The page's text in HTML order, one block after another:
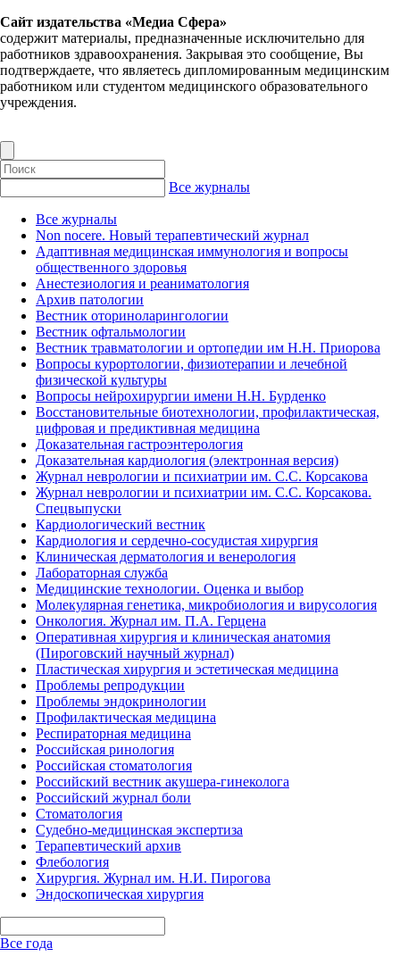
Сайт издательства «Медиа Сфера»
содержит материалы, предназначенные исключительно для
работников здравоохранения. Закрывая это сообщение, Вы
подтверждаете, что являетесь дипломированным медицинским
работником или студентом медицинского образовательного
учреждения.
Все журналы
Все журналы
Non nocere. Новый терапевтический журнал
Адаптивная медицинская иммунология и вопросы
общественного здоровья
Анестезиология и реаниматология
Архив патологии
Вестник оториноларингологии
Вестник офтальмологии
Вестник травматологии и ортопедии им Н.Н. Приорова
Вопросы курортологии, физиотерапии и лечебной
физической культуры
Вопросы нейрохирургии имени Н.Н. Бурденко
Восстановительные биотехнологии, профилактическая,
цифровая и предиктивная медицина
Доказательная гастроэнтерология
Доказательная кардиология (электронная версия)
Журнал неврологии и психиатрии им. С.С. Корсакова
Журнал неврологии и психиатрии им. С.С. Корсакова.
Спецвыпуски
Кардиологический вестник
Кардиология и сердечно-сосудистая хирургия
Клиническая дерматология и венерология
Лабораторная служба
Медицинские технологии. Оценка и выбор
Молекулярная генетика, микробиология и вирусология
Онкология. Журнал им. П.А. Герцена
Оперативная хирургия и клиническая анатомия
(Пироговский научный журнал)
Пластическая хирургия и эстетическая медицина
Проблемы репродукции
Проблемы эндокринологии
Профилактическая медицина
Респираторная медицина
Российская ринология
Российская стоматология
Российский вестник акушера-гинеколога
Российский журнал боли
Стоматология
Судебно-медицинская экспертиза
Терапевтический архив
Флебология
Хирургия. Журнал им. Н.И. Пирогова
Эндоскопическая хирургия
Все года